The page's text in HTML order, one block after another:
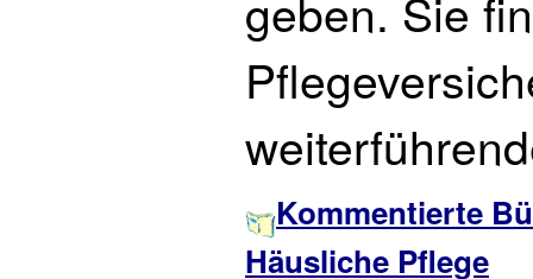
Kommentierte
Häusliche Pflege